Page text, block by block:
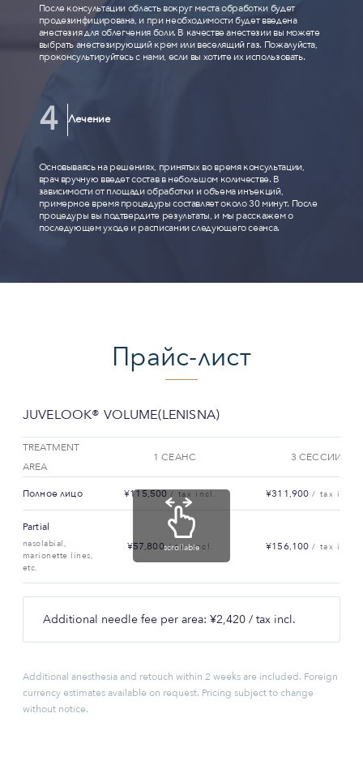
После консультации область вокруг места обработки будет
продезинфицирована, и при необходимости будет введена
анестезия для облегчения боли. В качестве анестезии вы можете
выбрать анестезирующий крем или веселящий газ. Пожалуйста,
проконсультируйтесь с нами, если вы хотите их использовать.
Лечение
Основываясь на решениях, принятых во время консультации,
врач вручную введет состав в небольшом количестве. В
зависимости от площади обработки и объема инъекций,
примерное время процедуры составляет около 30 минут. После
процедуры вы подтвердите результаты, и мы расскажем о
последующем уходе и расписании следующего сеанса.
Прайс-лист
JUVELOOK® VOLUME(LENISNA)
TREATMENT
AREA
1 СЕАНС 3 СЕССИИ
Полное лицо ¥115,500 / tax incl. ¥311,900 / tax incl.
Partial
nasolabial,
marionette lines,
etc.
¥57,800 / tax incl. ¥156,100 / tax incl.
scrollable
Additional needle fee per area: ¥2,420 / tax incl.
Additional anesthesia and retouch within 2 weeks are included. Foreign
currency estimates available on request. Pricing subject to change
without notice.